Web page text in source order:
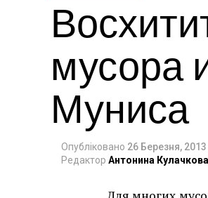
мусора
Муниса
Опубліковано 26 Березня, 2013
Редактор Антонина Кулачкова